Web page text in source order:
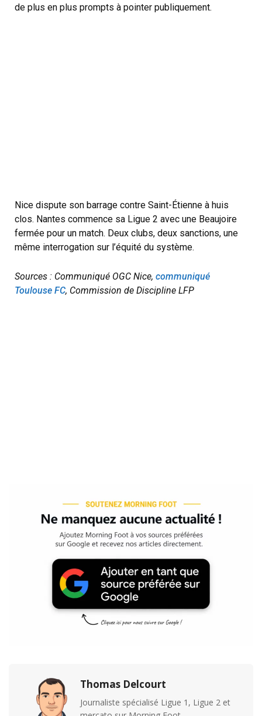
de plus en plus prompts à pointer publiquement.
Nice dispute son barrage contre Saint-Étienne à huis
clos. Nantes commence sa Ligue 2 avec une Beaujoire
fermée pour un match. Deux clubs, deux sanctions, une
même interrogation sur l’équité du système.
Sources : Communiqué OGC Nice, communiqué
Toulouse FC, Commission de Discipline LFP
Thomas Delcourt
Journaliste spécialisé Ligue 1, Ligue 2 et